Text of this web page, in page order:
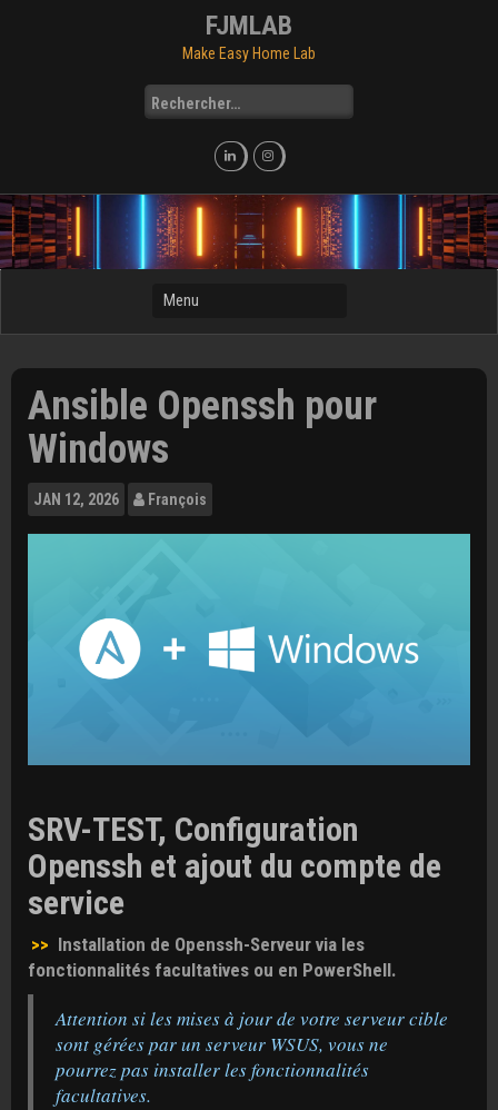
FJMLAB
Make Easy Home Lab
Rechercher :
Ansible Openssh pour
Windows
JAN 12, 2026 François
SRV-TEST, Configuration
Openssh et ajout du compte de
service
>> Installation de Openssh-Serveur via les
fonctionnalités facultatives ou en PowerShell.
Attention si les mises à jour de votre serveur cible
sont gérées par un serveur WSUS, vous ne
pourrez pas installer les fonctionnalités
facultatives.